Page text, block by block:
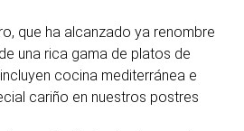
que ha alcanzado ya renombre
una rica gama de platos de
cocina mediterránea e
cariño en nuestros postres